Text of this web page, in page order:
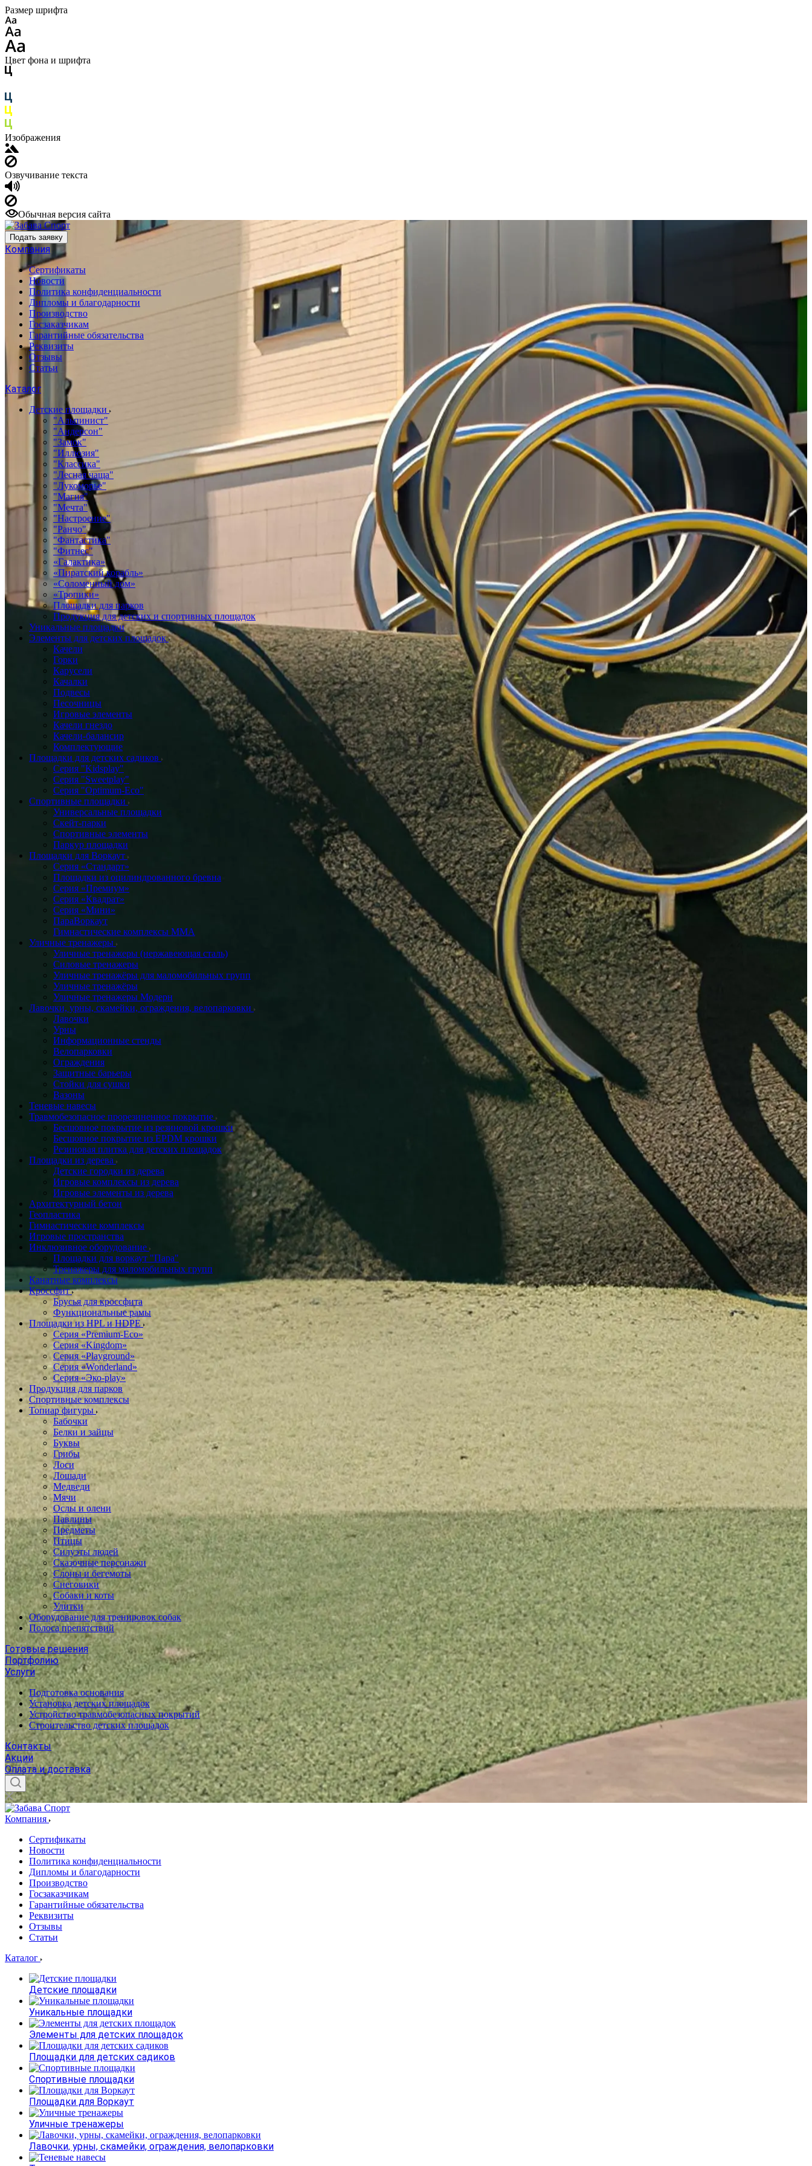
Размер шрифта
Цвет фона и шрифта
Изображения
Озвучивание текста
Обычная версия сайта
Подать заявку
Компания
Сертификаты
Новости
Политика конфиденциальности
Дипломы и благодарности
Производство
Госзаказчикам
Гарантийные обязательства
Реквизиты
Отзывы
Статьи
Каталог
Детские площадки
"Альпинист"
"Андерсон"
"Замок"
"Иллюзия"
"Классика"
"Лесная чаща"
"Лукоморье"
"Магия"
"Мечта"
"Настроение"
"Ранчо"
"Фантастика"
"Фитнес"
«Галактика»
«Пиратский корабль»
«Соломенный дом»
«Тропики»
Площадки для парков
Продукция для детских и спортивных площадок
Уникальные площадки
Элементы для детских площадок
Качели
Горки
Карусели
Качалки
Подвесы
Песочницы
Игровые элементы
Качели гнездо
Качели-балансир
Комплектующие
Площадки для детских садиков
Серия "Kidsplay"
Серия "Sweetplay"
Серия "Оptimum-Еco"
Спортивные площадки
Универсальные площадки
Скейт-парки
Спортивные элементы
Паркур площадки
Площадки для Воркаут
Серия «Стандарт»
Площадки из оцилиндрованного бревна
Серия «Премиум»
Серия «Квадрат»
Серия «Мини»
ПараВоркаут
Гимнастические комплексы ММА
Уличные тренажеры
Уличные тренажеры (нержавеющая сталь)
Силовые тренажеры
Уличные тренажёры для маломобильных групп
Уличные тренажёры
Уличные тренажеры Модерн
Лавочки, урны, скамейки, ограждения, велопарковки
Лавочки
Урны
Информационные стенды
Велопарковки
Ограждения
Защитные барьеры
Стойки для сушки
Вазоны
Теневые навесы
Травмобезопасное прорезиненное покрытие
Бесшовное покрытие из резиновой крошки
Бесшовное покрытие из EPDM крошки
Резиновая плитка для детских площадок
Площадки из дерева
Детские городки из дерева
Игровые комплексы из дерева
Игровые элементы из дерева
Архитектурный бетон
Геопластика
Гимнастические комплексы
Игровые пространства
Инклюзивное оборудование
Площадки для воркаут "Пара"
Тренажеры для маломобильных групп
Канатные комплексы
Кроссфит
Брусья для кроссфита
Функциональные рамы
Площадки из HPL и HDPE
Серия «Premium-Eco»
Серия «Kingdom»
Серия «Playground»
Серия «Wonderland»
Серия «Эко-play»
Продукция для парков
Спортивные комплексы
Топиар фигуры
Бабочки
Белки и зайцы
Буквы
Грибы
Лоси
Лошади
Медведи
Мячи
Ослы и олени
Павлины
Предметы
Птицы
Силуэты людей
Сказочные персонажи
Слоны и бегемоты
Снеговики
Собаки и коты
Улитки
Оборудование для тренировок собак
Полоса препятствий
Готовые решения
Портфолию
Услуги
Подготовка основания
Установка детских площадок
Устройство травмобезопасных покрытий
Строительство детских площадок
Контакты
Акции
Оплата и доставка
Компания
Сертификаты
Новости
Политика конфиденциальности
Дипломы и благодарности
Производство
Госзаказчикам
Гарантийные обязательства
Реквизиты
Отзывы
Статьи
Каталог
Детские площадки
Уникальные площадки
Элементы для детских площадок
Площадки для детских садиков
Спортивные площадки
Площадки для Воркаут
Уличные тренажеры
Лавочки, урны, скамейки, ограждения, велопарковки